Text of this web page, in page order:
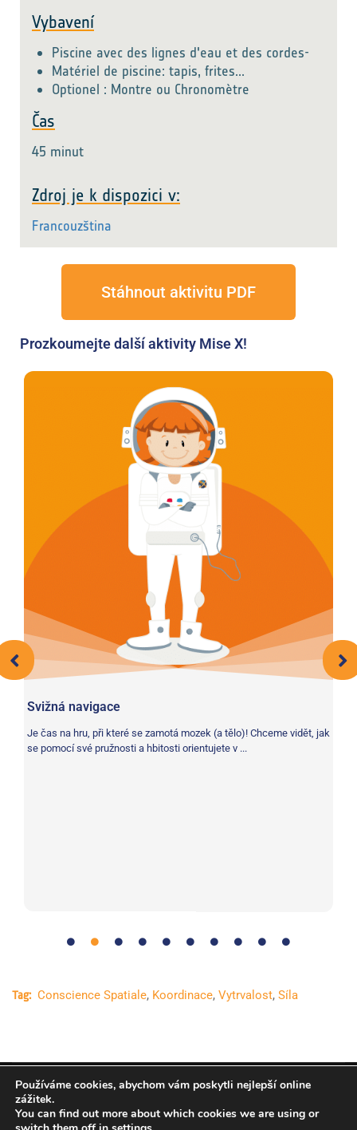
Vybavení
Piscine avec des lignes d'eau et des cordes-
Matériel de piscine: tapis, frites...
Optionel : Montre ou Chronomètre
Čas
45 minut
Zdroj je k dispozici v:
Francouzština
Stáhnout aktivitu PDF
Prozkoumejte další aktivity Mise X!
Svižná navigace
Je čas na hru, při které se zamotá mozek (a tělo)! Chceme vidět, jak
se pomocí své pružnosti a hbitosti orientujete v ...
Tag: Conscience Spatiale, Koordinace, Vytrvalost, Síla
Copyright © Evropská kosmická agentura (ESA). Všechna
práva vyhrazena.
Používáme cookies, abychom vám poskytli nejlepší online
zážitek.
You can find out more about which cookies we are using or